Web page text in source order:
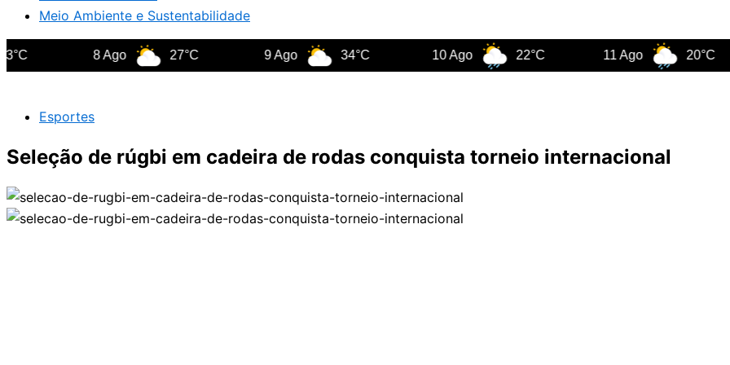
Meio Ambiente e Sustentabilidade
8 Ago 27°C 9 Ago 34°C 10 Ago 22°C 11 Ago 20°C
Esportes
Seleção de rúgbi em cadeira de rodas conquista torneio internacional